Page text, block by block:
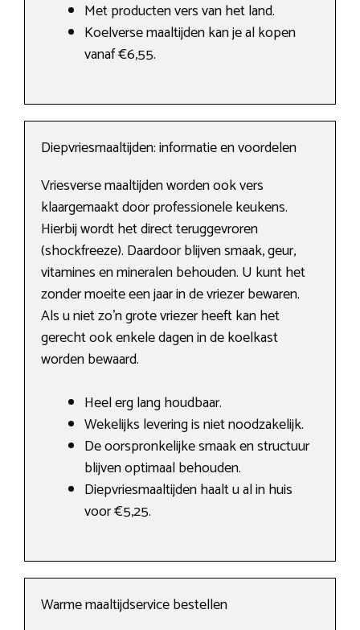
Met producten vers van het land.
Koelverse maaltijden kan je al kopen
vanaf €6,55.
Diepvriesmaaltijden: informatie en voordelen
Vriesverse maaltijden worden ook vers
klaargemaakt door professionele keukens.
Hierbij wordt het direct teruggevroren
(shockfreeze). Daardoor blijven smaak, geur,
vitamines en mineralen behouden. U kunt het
zonder moeite een jaar in de vriezer bewaren.
Als u niet zo’n grote vriezer heeft kan het
gerecht ook enkele dagen in de koelkast
worden bewaard.
Heel erg lang houdbaar.
Wekelijks levering is niet noodzakelijk.
De oorspronkelijke smaak en structuur
blijven optimaal behouden.
Diepvriesmaaltijden haalt u al in huis
voor €5,25.
Warme maaltijdservice bestellen